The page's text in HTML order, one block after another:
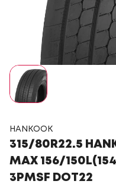
HANKOOK
315/80R22.5
MAX 156/
3PMSF DOT22